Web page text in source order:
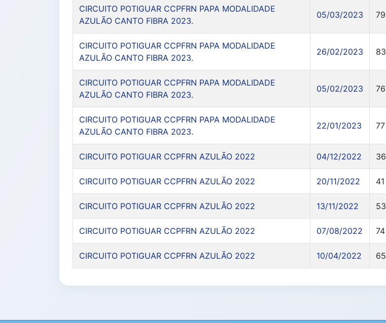
CIRCUITO POTIGUAR CCPFRN PAPA MODALIDADE
AZULÃO CANTO FIBRA 2023.
05/03/2023 79
CIRCUITO POTIGUAR CCPFRN PAPA MODALIDADE
AZULÃO CANTO FIBRA 2023.
26/02/2023 83
CIRCUITO POTIGUAR CCPFRN PAPA MODALIDADE
AZULÃO CANTO FIBRA 2023.
05/02/2023 76
CIRCUITO POTIGUAR CCPFRN PAPA MODALIDADE
AZULÃO CANTO FIBRA 2023.
22/01/2023 77
CIRCUITO POTIGUAR CCPFRN AZULÃO 2022 04/12/2022 36
CIRCUITO POTIGUAR CCPFRN AZULÃO 2022 20/11/2022 41
CIRCUITO POTIGUAR CCPFRN AZULÃO 2022 13/11/2022 53
CIRCUITO POTIGUAR CCPFRN AZULÃO 2022 07/08/2022 74
CIRCUITO POTIGUAR CCPFRN AZULÃO 2022 10/04/2022 65